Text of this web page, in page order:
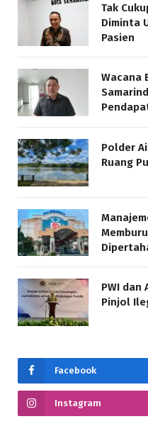
Tak
Diminta
Pasien
Wacana
Polder
Ruang
PWI dan
Pinjol
Facebook
Instagram